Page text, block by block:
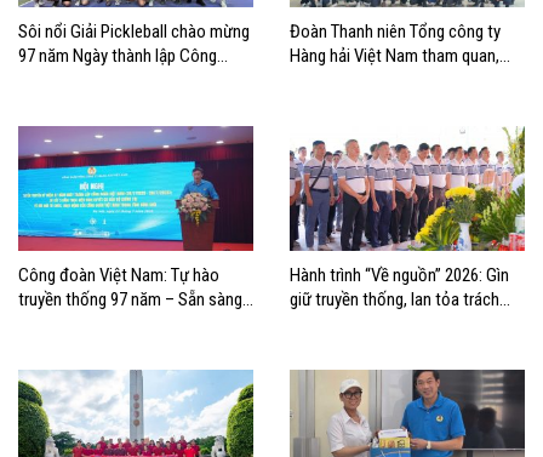
Sôi nổi Giải Pickleball chào mừng
97 năm Ngày thành lập Công
Đoàn Thanh niên Tổng công ty
Hàng hải Việt Nam tham quan,
Công đoàn Việt Nam: Tự hào
truyền thống 97 năm – Sẵn sàng
Hành trình “Về nguồn” 2026: Gìn
giữ truyền thống, lan tỏa trách